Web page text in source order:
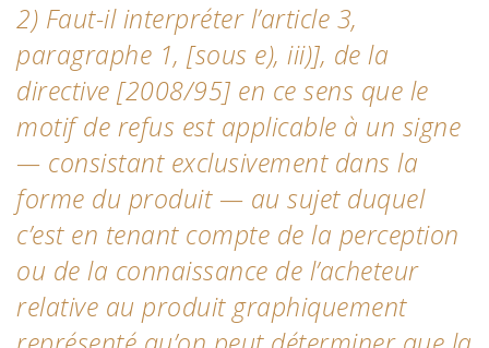
2) Faut-il interpréter l’article 3,
paragraphe 1, [sous e), iii)], de la
directive [2008/95] en ce sens que le
motif de refus est applicable à un signe
— consistant exclusivement dans la
forme du produit — au sujet duquel
c’est en tenant compte de la perception
ou de la connaissance de l’acheteur
relative au produit graphiquement